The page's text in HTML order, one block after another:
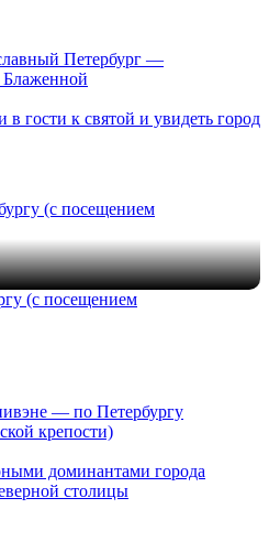
гости к святой и увидеть город
(с посещением
доминантами города
столицы